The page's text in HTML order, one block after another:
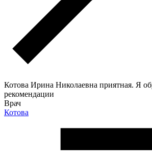
Котова Ирина Николаевна приятная. Я
рекомендации
Врач
Котова